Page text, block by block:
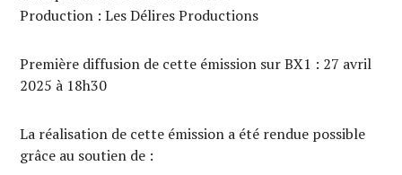
Production : Les Délires Productions
Première diffusion de cette émission sur BX1 : 27 avril
2025 à 18h30
La réalisation de cette émission a été rendue possible
grâce au soutien de :